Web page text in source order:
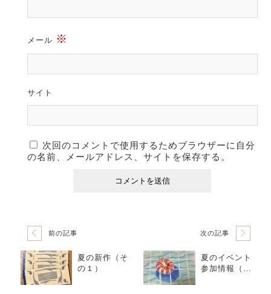
メール ※
サイト
次回のコメントで使用するためブラウザーに自分
の名前、メールアドレス、サイトを保存する。
前の記事
夏の新作（そ
の１）
次の記事
夏のイベント
参加情報（そ